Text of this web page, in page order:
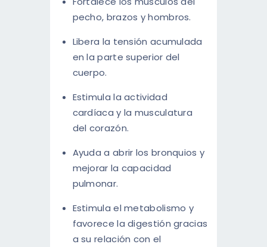
pecho, brazos y hombros.
Libera la tensión acumulada
en la parte superior del
cuerpo.
Estimula la actividad
cardíaca y la musculatura
del corazón.
Ayuda a abrir los bronquios y
mejorar la capacidad
pulmonar.
Estimula el metabolismo y
favorece la digestión gracias
a su relación con el